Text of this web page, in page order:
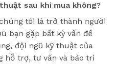
sau khi mua không?
tôi là trở thành người
bạn gặp bất kỳ vấn đề
đội ngũ kỹ thuật của
hỗ trợ, tư vấn và bảo trì